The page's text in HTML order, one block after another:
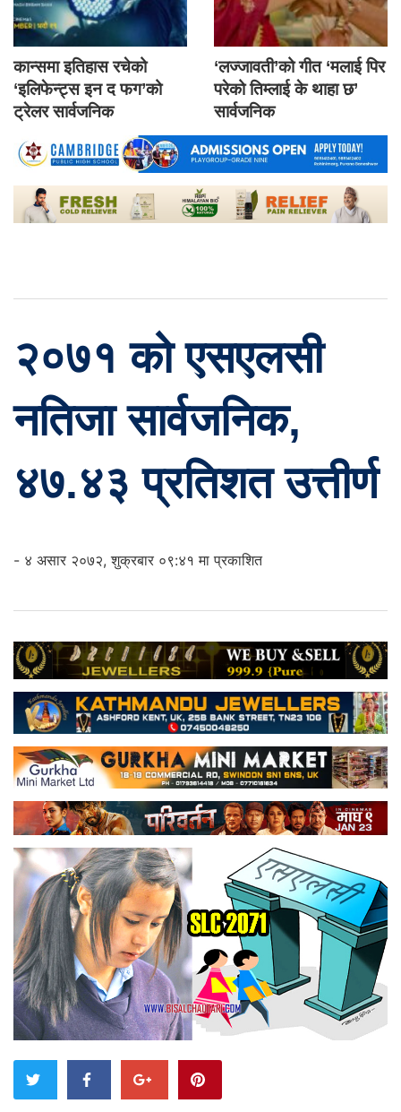
कान्समा इतिहास रचेको
‘इलिफेन्ट्स इन द फग’को
ट्रेलर सार्वजनिक
‘लज्जावती’को गीत ‘मलाई पिर
परेको तिम्लाई के थाहा छ’
सार्वजनिक
२०७१ को एसएलसी
नतिजा सार्वजनिक,
४७.४३ प्रतिशत उत्तीर्ण
- ४ असार २०७२, शुक्रबार ०९:४१ मा प्रकाशित